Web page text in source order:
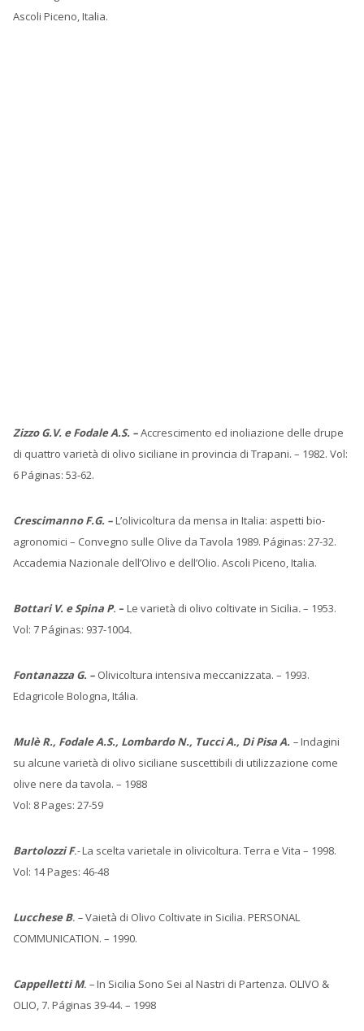
Ascoli Piceno, Italia.
Zizzo G.V. e Fodale A.S. –Accrescimento ed inoliazione delle drupe
di quattro varietà di olivo siciliane in provincia di Trapani. – 1982. Vol:
6 Páginas: 53-62.
Crescimanno F.G. –L’olivicoltura da mensa in Italia: aspetti bio-
agronomici – Convegno sulle Olive da Tavola 1989. Páginas: 27-32.
Accademia Nazionale dell’Olivo e dell’Olio. Ascoli Piceno, Italia.
Bottari V. e Spina P. – Le varietà di olivo coltivate in Sicilia.– 1953.
Vol: 7 Páginas: 937-1004.
Fontanazza G. – Olivicoltura intensiva meccanizzata. – 1993.
Edagricole Bologna, Itália.
Mulè R., Fodale A.S., Lombardo N., Tucci A., Di Pisa A. –Indagini
su alcune varietà di olivo siciliane suscettibili di utilizzazione come
olive nere da tavola. – 1988
Vol: 8 Pages: 27-59
Bartolozzi F.-La scelta varietale in olivicoltura. Terra e Vita – 1998.
Vol: 14 Pages: 46-48
Lucchese B. –Vaietà di Olivo Coltivate in Sicilia. PERSONAL
COMMUNICATION. – 1990.
Cappelletti M. –In Sicilia Sono Sei al Nastri di Partenza. OLIVO &
OLIO, 7. Páginas 39-44. – 1998